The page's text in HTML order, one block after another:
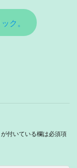
ク。
が付いている欄は必須項